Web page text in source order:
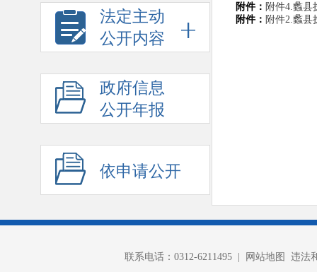
法定主动
公开内容
政府信息
公开年报
依申请公开
附件： 附件4.蠡县
附件： 附件2.蠡县
联系电话：0312-6211495 | 网站地图
违法